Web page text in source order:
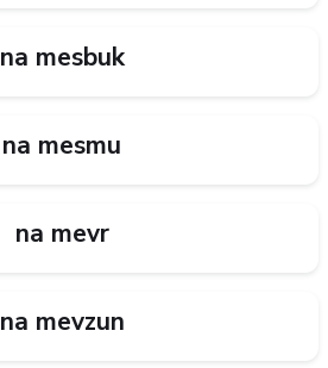
na mesbuk
na mesmu
na mevr
na mevzun